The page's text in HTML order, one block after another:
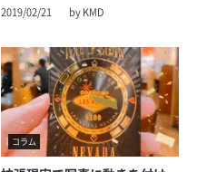
2019/02/21 by KMD
コラム